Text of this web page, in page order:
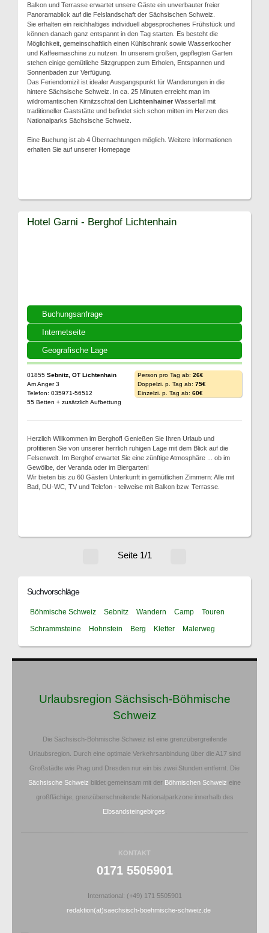
Balkon und Terrasse erwartet unsere Gäste ein unverbauter freier
Panoramablick auf die Felslandschaft der Sächsischen Schweiz.
Sie erhalten ein reichhaltiges individuell abgesprochenes Frühstück und
können danach ganz entspannt in den Tag starten. Es besteht die
Möglichkeit, gemeinschaftlich einen Kühlschrank sowie Wasserkocher
und Kaffeemaschine zu nutzen. In unserem großen, gepflegten Garten
stehen einige gemütliche Sitzgruppen zum Erholen, Entspannen und
Sonnenbaden zur Verfügung.
Das Feriendomizil ist idealer Ausgangspunkt für Wanderungen in die
hintere Sächsische Schweiz. In ca. 25 Minuten erreicht man im
wildromantischen Kirnitzschtal den Lichtenhainer Wasserfall mit
traditioneller Gaststätte und befindet sich schon mitten im Herzen des
Nationalparks Sächsische Schweiz.
Eine Buchung ist ab 4 Übernachtungen möglich. Weitere Informationen
erhalten Sie auf unserer Homepage
Buchungsanfrage
Internetseite
Geografische Lage
Hotel Garni - Berghof Lichtenhain
01855 Sebnitz, OT Lichtenhain
Am Anger 3
Telefon: 035971-56512
55 Betten + zusätzlich Aufbettung
Person pro Tag ab: 26€
Doppelzi. p. Tag ab: 75€
Einzelzi. p. Tag ab: 60€
Herzlich Willkommen im Berghof! Genießen Sie Ihren Urlaub und
profitieren Sie von unserer herrlich ruhigen Lage mit dem Blick auf die
Felsenwelt. Im Berghof erwartet Sie eine zünftige Atmosphäre ... ob im
Gewölbe, der Veranda oder im Biergarten!
Wir bieten bis zu 60 Gästen Unterkunft in gemütlichen Zimmern: Alle mit
Bad, DU-WC, TV und Telefon - teilweise mit Balkon bzw. Terrasse.
Seite 1/1
Suchvorschläge
Böhmische Schweiz Sebnitz Wandern Camp
Touren
Schrammsteine
Hohnstein Berg Kletter Malerweg
Urlaubsregion Sächsisch-Böhmische
Schweiz
Die Sächsisch-Böhmische Schweiz ist eine grenzübergreifende
Urlaubsregion. Durch eine optimale Verkehrsanbindung über die A17 sind
Großstädte wie Prag und Dresden nur ein bis zwei Stunden entfernt. Die
Sächsische Schweiz bildet gemeinsam mit der Böhmischen Schweiz eine
großflächige, grenzüberschreitende Nationalparkzone innerhalb des
Elbsandsteingebirges
KONTAKT
0171 5505901
International: (+49) 171 5505901
redaktion(at)saechsisch-boehmische-schweiz.de